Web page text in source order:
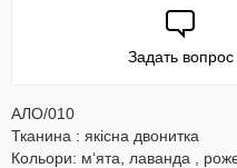
Задать вопрос
АЛО/010
Тканина : якісна двонитка
Кольори: м‘ята, лаванда ,